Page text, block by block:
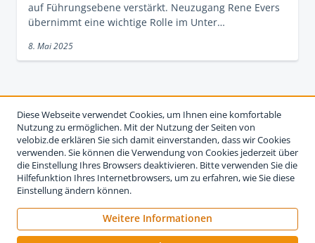
auf Führungsebene verstärkt. Neuzugang Rene Evers
übernimmt eine wichtige Rolle im Unter…
8. Mai 2025
Diese Webseite verwendet Cookies, um Ihnen eine komfortable
Nutzung zu ermöglichen. Mit der Nutzung der Seiten von
velobiz.de erklären Sie sich damit einverstanden, dass wir Cookies
verwenden. Sie können die Verwendung von Cookies jederzeit über
die Einstellung Ihres Browsers deaktivieren. Bitte verwenden Sie die
Hilfefunktion Ihres Internetbrowsers, um zu erfahren, wie Sie diese
Einstellung ändern können.
Weitere Informationen
Impressum Nutzungsbedingungen
Datenschutzerklärung